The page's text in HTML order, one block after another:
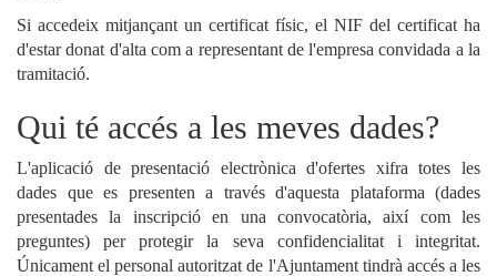
Si accedeix mitjançant un certificat físic, el NIF del certificat ha
d'estar donat d'alta com a representant de l'empresa convidada a la
tramitació.
Qui té accés a les meves dades?
L'aplicació de presentació electrònica d'ofertes xifra totes les
dades que es presenten a través d'aquesta plataforma (dades
presentades la inscripció en una convocatòria, així com les
preguntes) per protegir la seva confidencialitat i integritat.
Únicament el personal autoritzat de l'Ajuntament tindrà accés a les